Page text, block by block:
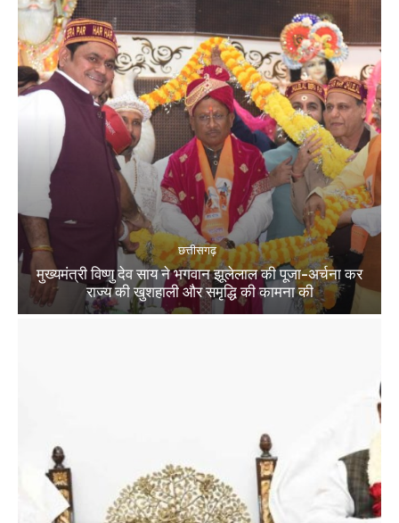
छत्तीसगढ़
मुख्यमंत्री विष्णु देव साय ने भगवान झूलेलाल की पूजा-अर्चना कर
राज्य की खुशहाली और समृद्धि की कामना की